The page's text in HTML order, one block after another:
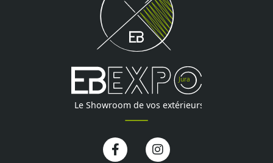
Facebook-
f
Instagram